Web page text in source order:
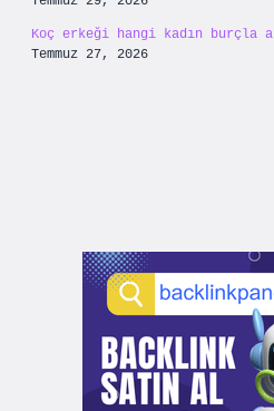
Koç erkeği hangi kadın burçla
Temmuz 27, 2026